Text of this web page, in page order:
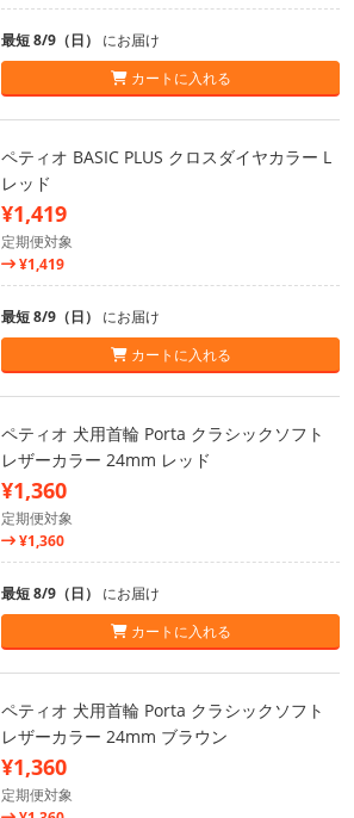
最短 8/9（日） にお届け
カートに入れる
ペティオ BASIC PLUS クロスダイヤカラー L
レッド
¥1,419
定期便対象
¥1,419
最短 8/9（日） にお届け
カートに入れる
ペティオ 犬用首輪 Porta クラシックソフト
レザーカラー 24mm レッド
¥1,360
定期便対象
¥1,360
最短 8/9（日） にお届け
カートに入れる
ペティオ 犬用首輪 Porta クラシックソフト
レザーカラー 24mm ブラウン
¥1,360
定期便対象